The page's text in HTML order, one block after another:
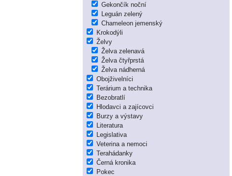
Gekončík noční
Leguán zelený
Chameleon jemenský
Krokodýli
Želvy
Želva zelenavá
Želva čtyřprstá
Želva nádherná
Obojživelníci
Terárium a technika
Bezobratlí
Hlodavci a zajícovci
Burzy a výstavy
Literatura
Legislativa
Veterina a nemoci
Terahádanky
Černá kronika
Pokec